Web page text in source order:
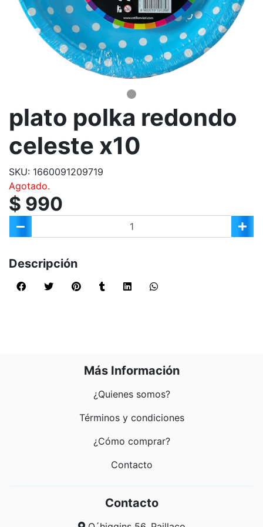
plato polka redondo
celeste x10
SKU: 1660091209719
Agotado.
$ 990
Descripción
Más Información
¿Quienes somos?
Términos y condiciones
¿Cómo comprar?
Contacto
Contacto